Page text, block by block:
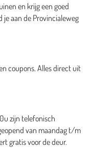
en krijg een goed
je aan de Provincialeweg
coupons. Alles direct uit
zijn telefonisch
van maandag t/m
gratis voor de deur.